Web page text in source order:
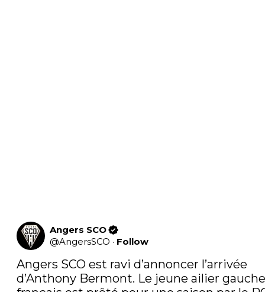
Angers SCO
@AngersSCO · Follow
Angers SCO est ravi d’annoncer l’arrivée
d’Anthony Bermont. Le jeune ailier gauche